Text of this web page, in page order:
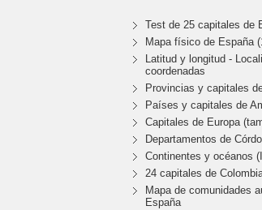
Test de 25 capitales de
Mapa físico de España
Latitud y longitud -
coordenadas
Provincias y capitales
Países y capitales de
Capitales de Europa
Departamentos de
Continentes y océanos
24 capitales de
Mapa de comunidades
España